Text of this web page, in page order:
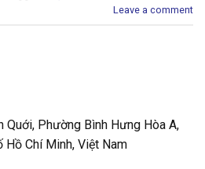
Leave a comment
Phường Bình Hưng Hòa A,
Hồ Chí Minh, Việt Nam